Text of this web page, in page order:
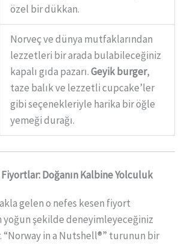
özel bir dükkan.
Norveç ve dünya mutfaklarından
lezzetleri bir arada bulabileceğiniz
kapalı gıda pazarı.Geyik burger,
taze balık ve lezzetli cupcake’ler
gibi seçenekleriyle harika bir öğle
yemeği durağı.
Doğanın Kalbine Yolculuk
gelen o nefes kesen fiyort
yoğun şekilde deneyimleyeceğiniz
“Norway in a Nutshell®” turunun bir